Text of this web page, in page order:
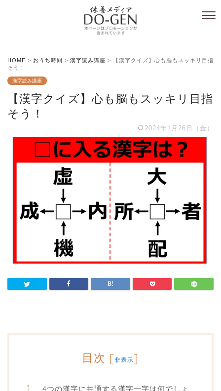
HOME > おうち時間 > 漢字読み講座 >
【漢字クイズ】心も脳もスッキリ目指
そう！
漢字読み講座
【漢字クイズ】心も脳もスッキリ目指
そう！
2024年1月26日（金）
目次 [非表示]
4つの漢字に共通する漢字一字は何でしょ